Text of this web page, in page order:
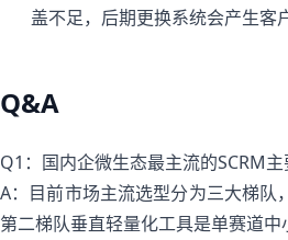
盖不足，后期更换系统会产生客
Q&A
Q1：国内企微生态最主流的SCRM主
A：目前市场主流选型分为三大梯
第二梯队垂直轻量化工具是单赛道